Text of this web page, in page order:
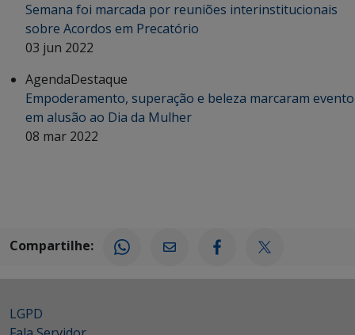
Semana foi marcada por reuniões interinstitucionais
sobre Acordos em Precatório
03 jun 2022
AgendaDestaque
Empoderamento, superação e beleza marcaram evento
em alusão ao Dia da Mulher
08 mar 2022
Compartilhe:
LGPD